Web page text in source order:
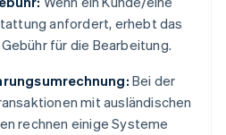
anfordert, erhebt das
für die Bearbeitung.
Bei der
mit ausländischen
rechnen einige Systeme